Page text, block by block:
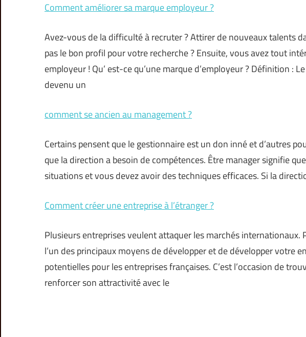
Comment améliorer sa marque employeur ?
Avez-vous de la difficulté à recruter ? Attirer de nouveaux talents
pas le bon profil pour votre recherche ? Ensuite, vous avez tout
employeur ! Qu’ est-ce qu’une marque d’employeur ? Définition :
devenu un
comment se ancien au management ?
Certains pensent que le gestionnaire est un don inné et d’autres
que la direction a besoin de compétences. Être manager signifie
situations et vous devez avoir des techniques efficaces. Si la
Comment créer une entreprise à l’étranger ?
Plusieurs entreprises veulent attaquer les marchés internationaux.
l’un des principaux moyens de développer et de développer votre
potentielles pour les entreprises françaises. C’est l’occasion de
renforcer son attractivité avec le